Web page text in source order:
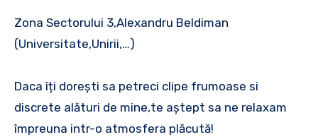
Zona Sectorului 3,Alexandru Beldiman
(Universitate,Unirii,…)
Daca îți dorești sa petreci clipe frumoase si
discrete alături de mine,te aștept sa ne relaxam
împreuna intr-o atmosfera plăcută!